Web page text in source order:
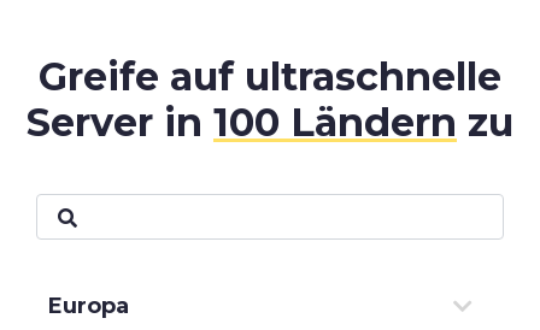
Greife auf ultraschnelle
Server in 100 Ländern zu
Europa